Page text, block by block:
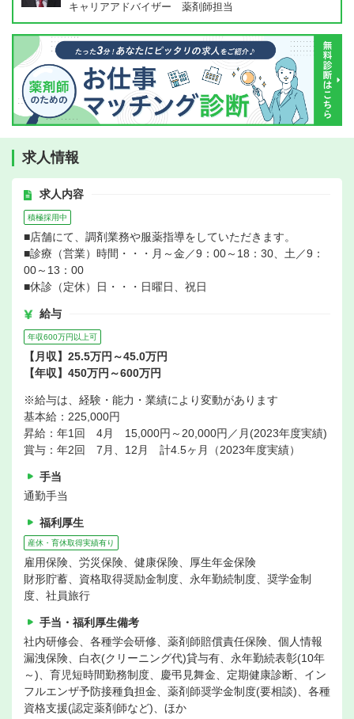
キャリアアドバイザー 薬剤師担当
求人情報
求人内容
積極採用中
■店舗にて、調剤業務や服薬指導をしていただきます。
■診療（営業）時間・・・月～金／9：00～18：30、土／9：
00～13：00
■休診（定休）日・・・日曜日、祝日
給与
年収600万円以上可
【月収】25.5万円～45.0万円
【年収】450万円～600万円
※給与は、経験・能力・業績により変動があります
基本給：225,000円
昇給：年1回 4月 15,000円～20,000円／月(2023年度実績)
賞与：年2回 7月、12月 計4.5ヶ月（2023年度実績）
手当
通勤手当
福利厚生
産休・育休取得実績有り
雇用保険、労災保険、健康保険、厚生年金保険
財形貯蓄、資格取得奨励金制度、永年勤続制度、奨学金制
度、社員旅行
手当・福利厚生備考
社内研修会、各種学会研修、薬剤師賠償責任保険、個人情報
漏洩保険、白衣(クリーニング代)貸与有、永年勤続表彰(10年
～)、育児短時間勤務制度、慶弔見舞金、定期健康診断、イン
フルエンザ予防接種負担金、薬剤師奨学金制度(要相談)、各種
資格支援(認定薬剤師など)、ほか